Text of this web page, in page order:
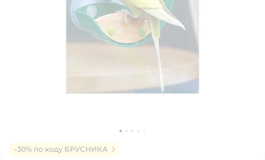
-30% по коду БРУСНИКА